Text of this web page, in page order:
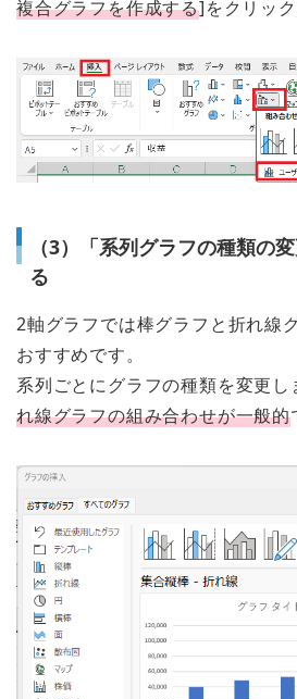
複合グラフを作成する]をクリック
（3）「系列グラフの種類の
る
2軸グラフでは棒グラフと折れ線
おすすめです。
系列ごとにグラフの種類を変更し
れ線グラフの組み合わせが一般的